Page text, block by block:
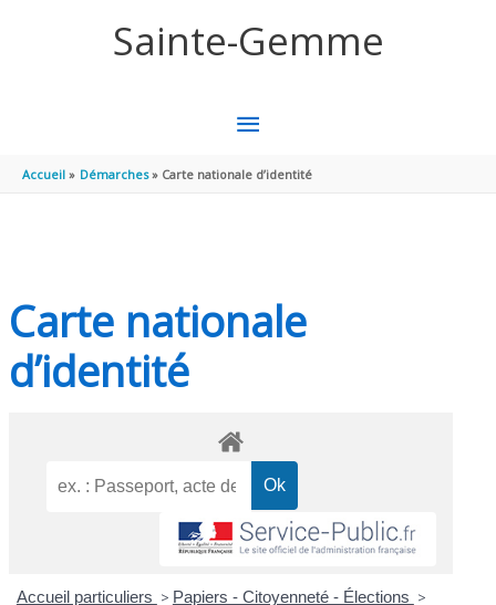
Sainte-Gemme
MENU
PRINCIPAL
Accueil Démarches Carte nationale d’identité
Carte nationale
d’identité
Accueil particuliers > Papiers - Citoyenneté - Élections >